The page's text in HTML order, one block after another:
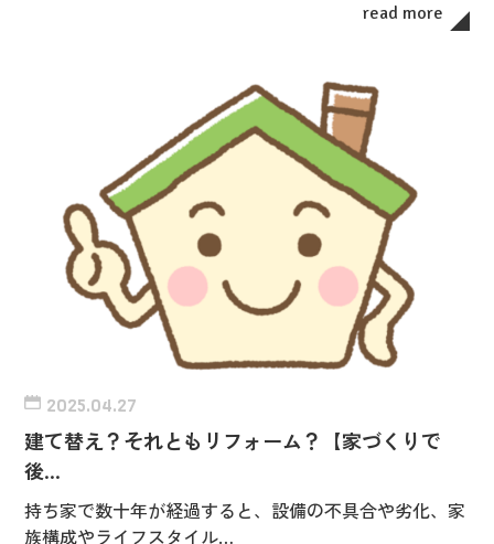
read more
2025.04.27
建て替え？それともリフォーム？【家づくりで
後…
持ち家で数十年が経過すると、設備の不具合や劣化、家
族構成やライフスタイル…